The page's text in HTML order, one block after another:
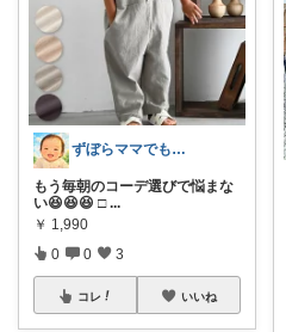
ずぼらママでもかわいくご機嫌ROOM
もう毎朝のコーデ選びで悩まな
い😆😆😆 □...
￥ 1,990
0 0 3
コレ いいね